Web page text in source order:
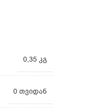
0,35 კგ
0 თვიდან